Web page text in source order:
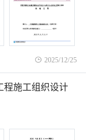
2025/12/25
程施工组织设计